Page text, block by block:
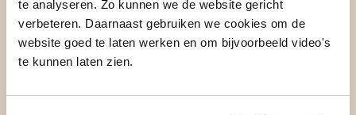
te analyseren. Zo kunnen we de website gericht
verbeteren. Daarnaast gebruiken we cookies om de
website goed te laten werken en om bijvoorbeeld video's
te kunnen laten zien.
Meer informatie over population